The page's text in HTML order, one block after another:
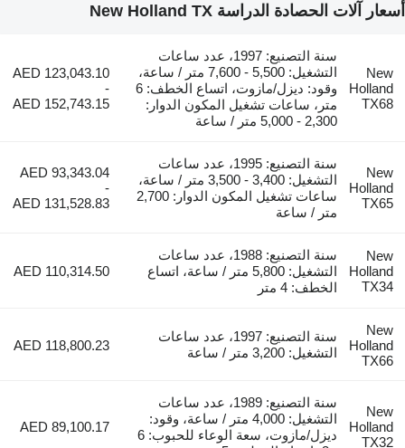
أسعار آلات الحصادة الدراسة New Holland TX
New
Holland
TX68
سنة التصنيع: 1997، عدد ساعات
التشغيل: 5,500 - 7,600 متر / ساعة،
وقود: ديزل/مازوت، اتساع الخطف: 6
متر، ساعات تشغيل المكون الدوار:
2,300 - 5,000 متر / ساعة
AED 123,043.10
-
AED 152,743.15
New
Holland
TX65
سنة التصنيع: 1995، عدد ساعات
التشغيل: 3,400 - 3,500 متر / ساعة،
ساعات تشغيل المكون الدوار: 2,700
متر / ساعة
AED 93,343.04
-
AED 131,528.83
New
Holland
TX34
سنة التصنيع: 1988، عدد ساعات
التشغيل: 5,800 متر / ساعة، اتساع
الخطف: 4 متر
AED 110,314.50
New
Holland
TX66
سنة التصنيع: 1997، عدد ساعات
التشغيل: 3,200 متر / ساعة
AED 118,800.23
New
Holland
TX32
سنة التصنيع: 1989، عدد ساعات
التشغيل: 4,000 متر / ساعة، وقود:
ديزل/مازوت، سعة الوعاء للحبوب: 6
AED 89,100.17